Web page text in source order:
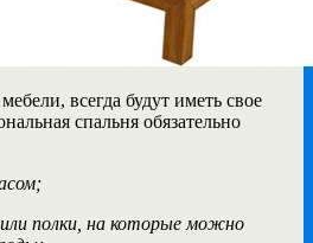
всегда будут иметь свое
спальня обязательно
полки, на которые можно